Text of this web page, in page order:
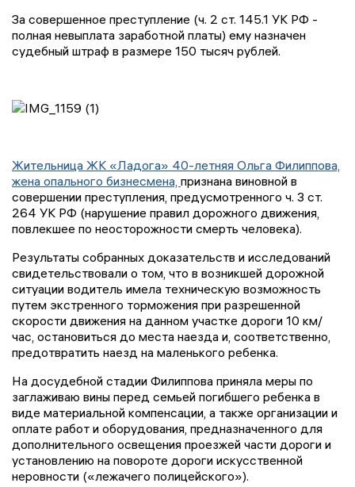
За совершенное преступление (ч. 2 ст. 145.1 УК РФ -
полная невыплата заработной платы) ему назначен
судебный штраф в размере 150 тысяч рублей.
Жительница ЖК «Ладога» 40-летняя Ольга Филиппова,
жена опального бизнесмена, признана виновной в
совершении преступления, предусмотренного ч. 3 ст.
264 УК РФ (нарушение правил дорожного движения,
повлекшее по неосторожности смерть человека).
Результаты собранных доказательств и исследований
свидетельствовали о том, что в возникшей дорожной
ситуации водитель имела техническую возможность
путем экстренного торможения при разрешенной
скорости движения на данном участке дороги 10 км/
час, остановиться до места наезда и, соответственно,
предотвратить наезд на маленького ребенка.
На досудебной стадии Филиппова приняла меры по
заглаживаю вины перед семьей погибшего ребенка в
виде материальной компенсации, а также организации и
оплате работ и оборудования, предназначенного для
дополнительного освещения проезжей части дороги и
установлению на повороте дороги искусственной
неровности («лежачего полицейского»).